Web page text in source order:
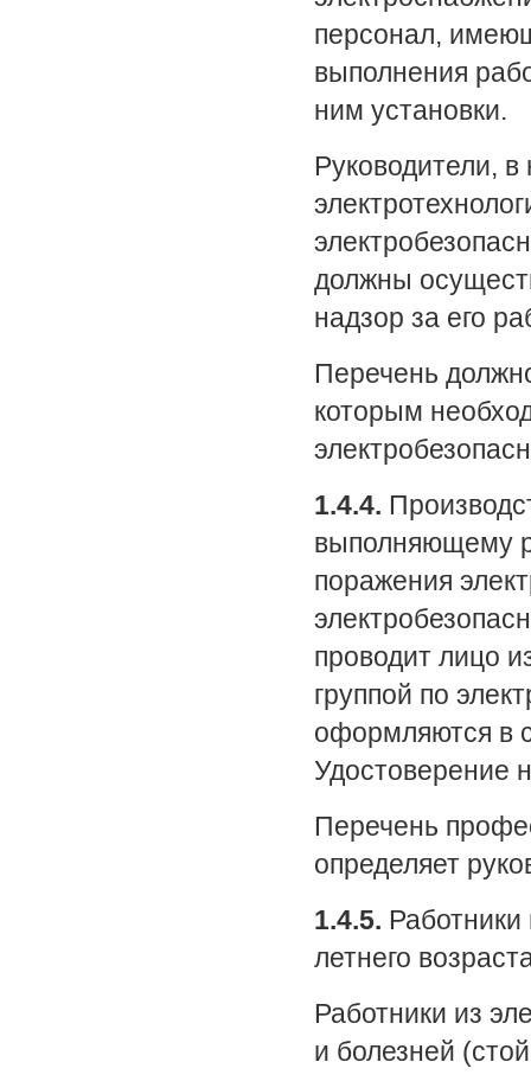
персонал,
выполнения
ним установки.
Руководители,
должны
надзор за его
Перечень
которым
1.4.4.
выполняющему
поражения
проводит лицо
группой по
оформляются в
Удостоверение
Перечень
определяет
1.4.5. Работники
летнего
Работники из
и болезней